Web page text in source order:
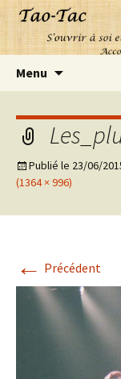
Menu
Publié le 23/06/
(1364 × 996)
← Précédent